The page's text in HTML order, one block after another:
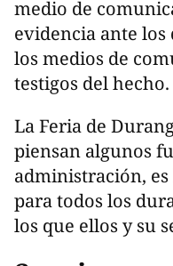
medio de
evidencia ante los
los medios de
testigos del hecho.
La Feria de
piensan algunos
administración,
para todos los
los que ellos y su